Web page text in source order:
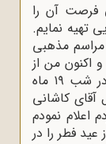
فرصت آن را
تهیه نمایم.
مراسم مذهبی
اکنون من از
فرصت استفاده کرده پس از این‌که در شب ۱۹ ماه
آقای کاشانی
اعلام نمودم
فطر را در